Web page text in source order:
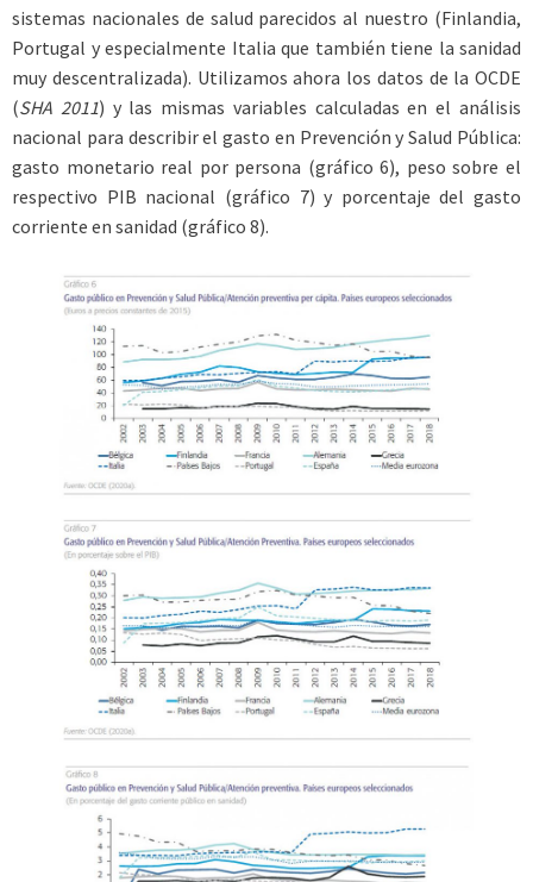
sistemas nacionales de salud parecidos al nuestro (Finlandia,
Portugal y especialmente Italia que también tiene la sanidad
muy descentralizada). Utilizamos ahora los datos de la OCDE
(SHA 2011) y las mismas variables calculadas en el análisis
nacional para describir el gasto en Prevención y Salud Pública:
gasto monetario real por persona (gráfico 6), peso sobre el
respectivo PIB nacional (gráfico 7) y porcentaje del gasto
corriente en sanidad (gráfico 8).